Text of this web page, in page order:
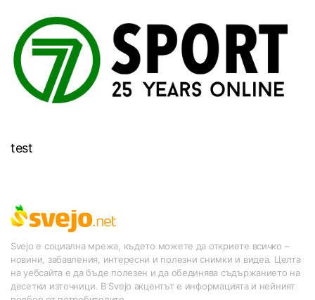
test
Svejo е социална мрежа, където можете да откриете всичко –
новини, забавления, интересни и полезни снимки и видеа. Целта
на уебсайта е да бъде полезен и да обединява съдържанието на
десетки източници. В Svejo акцентът е информацията и нейният